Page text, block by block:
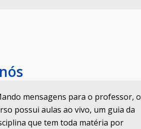
mensagens para o professor, o
possui aulas ao vivo, um guia da
que tem toda matéria por